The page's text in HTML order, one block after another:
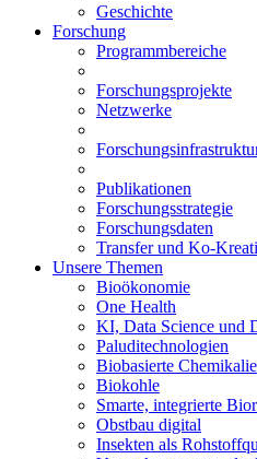
Geschichte
Forschung
Programmbereiche
Forschungsprojekte
Netzwerke
Publikationen
Forschungsstrategie
Forschungsdaten
Transfer und Ko-
Unsere Themen
Bioökonomie
One Health
KI, Data Science und
Paluditechnologien
Biobasierte
Biokohle
Smarte, integrierte
Obstbau digital
Insekten als